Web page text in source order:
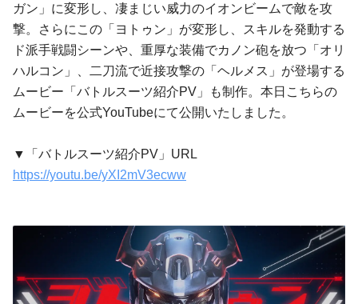
ガン」に変形し、凄まじい威力のイオンビームで敵を攻
撃。さらにこの「ヨトゥン」が変形し、スキルを発動する
ド派手戦闘シーンや、重厚な装備でカノン砲を放つ「オリ
ハルコン」、二刀流で近接攻撃の「ヘルメス」が登場する
ムービー「バトルスーツ紹介PV」も制作。本日こちらの
ムービーを公式YouTubeにて公開いたしました。
▼「バトルスーツ紹介PV」URL
https://youtu.be/yXI2mV3ecww